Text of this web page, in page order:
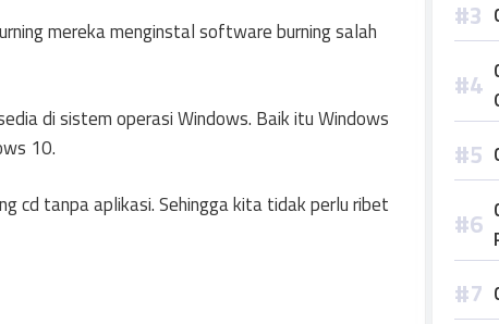
mereka menginstal software burning salah
di sistem operasi Windows. Baik itu Windows
10.
cd tanpa aplikasi. Sehingga kita tidak perlu ribet